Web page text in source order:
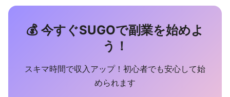
💰 今すぐSUGOで副業を始めよ
う！
スキマ時間で収入アップ！初心者でも安心して始
められます